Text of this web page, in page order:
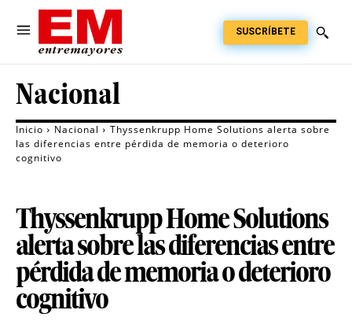
SUSCRÍBETE
Nacional
Inicio Nacional
Thyssenkrupp Home Solutions alerta sobre
las diferencias entre pérdida de memoria o deterioro
cognitivo
Thyssenkrupp Home Solutions
alerta sobre las diferencias entre
pérdida de memoria o deterioro
cognitivo